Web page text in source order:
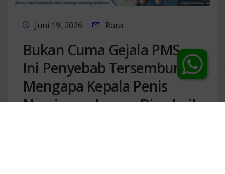
Juni 19, 2026 Rara
Bukan Cuma Gejala PMS,
Ini Penyebab Tersembunyi
Mengapa Kepala Penis
Nyeri yang Jarang Disadari!